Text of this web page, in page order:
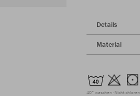
Details
Material
40° waschen Nicht chloren